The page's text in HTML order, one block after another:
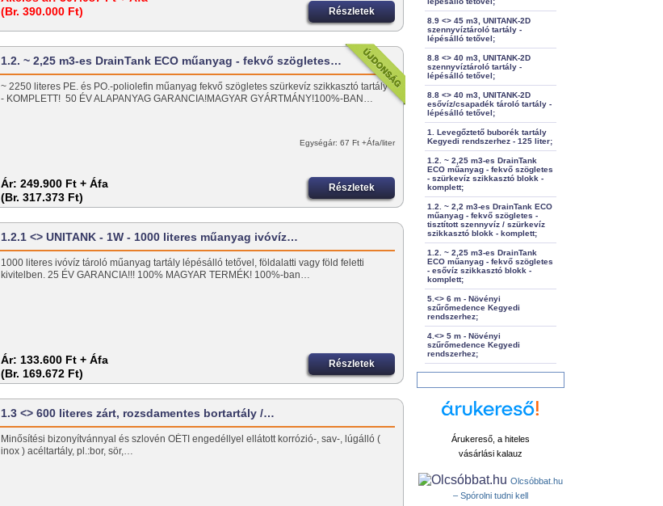
(Br. 390.000 Ft)
Részletek
1.2. ~ 2,25 m3-es DrainTank ECO műanyag - fekvő szögletes…
~ 2250 literes PE. és PO.-poliolefin műanyag fekvő szögletes szürkevíz szikkasztó tartály
- KOMPLETT! 50 ÉV ALAPANYAG GARANCIA!MAGYAR GYÁRTMÁNY!100%-BAN…
Ár: 249.900 Ft + Áfa
(Br. 317.373 Ft)
Egységár: 67 Ft +Áfa/liter
Részletek
1.2.1 <> UNITANK - 1W - 1000 literes műanyag ivóvíz…
1000 literes ivóvíz tároló műanyag tartály lépésálló tetővel, földalatti vagy föld feletti
kivitelben. 25 ÉV GARANCIA!!! 100% MAGYAR TERMÉK! 100%-ban…
Ár: 133.600 Ft + Áfa
(Br. 169.672 Ft)
Részletek
1.3 <> 600 literes zárt, rozsdamentes bortartály /…
Minősítési bizonyítvánnyal és szlovén OÉTI engedéllyel ellátott korrózió-, sav-, lúgálló (
inox ) acéltartály, pl.:bor, sör,…
8.9 <> 45 m3, UNITANK-2D
szennyvíztároló tartály -
lépésálló tetővel;
8.8 <> 40 m3, UNITANK-2D
szennyvíztároló tartály -
lépésálló tetővel;
8.8 <> 40 m3, UNITANK-2D
esővíz/csapadék tároló tartály -
lépésálló tetővel;
1. Levegőztető buborék tartály
Kegyedi rendszerhez - 125 liter;
1.2. ~ 2,25 m3-es DrainTank
ECO műanyag - fekvő szögletes
- szürkevíz szikkasztó blokk -
komplett;
1.2. ~ 2,2 m3-es DrainTank ECO
műanyag - fekvő szögletes -
tisztított szennyvíz / szürkevíz
szikkasztó blokk - komplett;
1.2. ~ 2,25 m3-es DrainTank
ECO műanyag - fekvő szögletes
- esővíz szikkasztó blokk -
komplett;
5.<> 6 m - Növényi
szűrőmedence Kegyedi
rendszerhez;
4.<> 5 m - Növényi
szűrőmedence Kegyedi
rendszerhez;
Árukereső, a hiteles
vásárlási kalauz
Olcsóbbat.hu
– Spórolni tudni kell